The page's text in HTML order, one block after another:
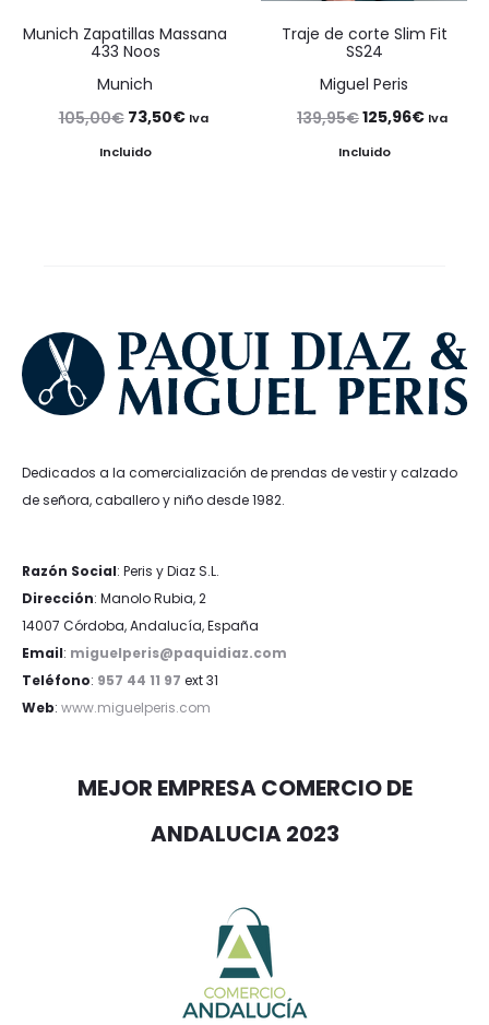
Munich Zapatillas Massana
433 Noos
Munich
105,00€ El
precio
73,50€ElIva
Incluido
Traje de corte Slim Fit
SS24
Miguel Peris
139,95€El
precio
125,96€ElIva
Incluido
Dedicados a la comercialización de prendas de vestir y calzado
de señora, caballero y niño desde 1982.
Razón Social: Peris y Diaz S.L.
Dirección: Manolo Rubia, 2
14007 Córdoba, Andalucía, España
Email: miguelperis@paquidiaz.com
Teléfono: 957 44 11 97 ext 31
Web: www.miguelperis.com
MEJOR EMPRESA COMERCIO DE
ANDALUCIA 2023